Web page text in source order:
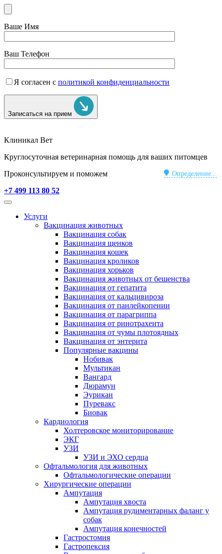
Ваше Имя
Ваш Телефон
Я согласен с политикой конфиденциальности
Записаться на прием
Клиникал Вет
Круглосуточная ветеринарная помощь для ваших питомцев
Определение...
Проконсультируем и поможем
+7 499 113 80 52
Услуги
Вакцинация животных
Вакцинация собак
Вакцинация щенков
Вакцинация кошек
Вакцинация кроликов
Вакцинация хорьков
Вакцинация животных от бешенства
Вакцинация от гепатита
Вакцинация от кальцивироза
Вакцинация от панлейкопении
Вакцинация от парагриппа
Вакцинация от ринотрахеита
Вакцинация от чумы плотоядных
Вакцинация от энтерита
Популярные вакцины
Нобивак
Мультикан
Вангард
Дюрамун
Эурикан
Пуревакс
Биовак
Кардиология
Холтеровское мониторирование
ЭКГ
УЗИ
УЗИ и ЭХО сердца
Офтальмология для животных
Офтальмологические операции
Хирургические операции
Ампутация
Ампутация хвоста
Ампутация рудиментарных фаланг у
собак
Ампутация конечностей
Гастростомия
Гастропексия